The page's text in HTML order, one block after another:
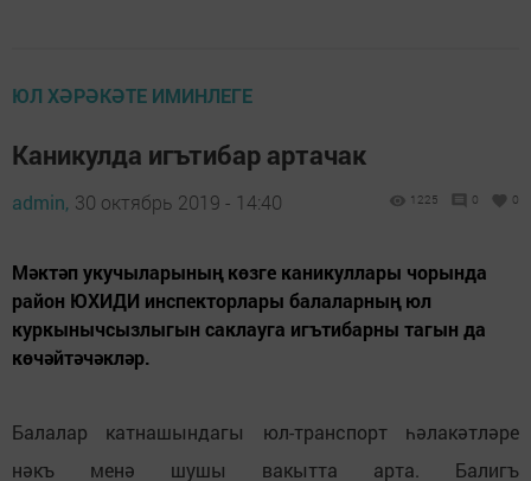
ЮЛ ХӘРӘКӘТЕ ИМИНЛЕГЕ
Каникулда игътибар артачак
admin, 30 октябрь 2019 - 14:40 1225 0 0
Мәктәп укучыларының көзге каникуллары чорында
район ЮХИДИ инспекторлары балаларның юл
куркынычсызлыгын саклауга игътибарны тагын да
көчәйтәчәкләр.
Балалар катнашындагы юл-транспорт һәлакәтләре
нәкъ менә шушы вакытта арта. Балигъ